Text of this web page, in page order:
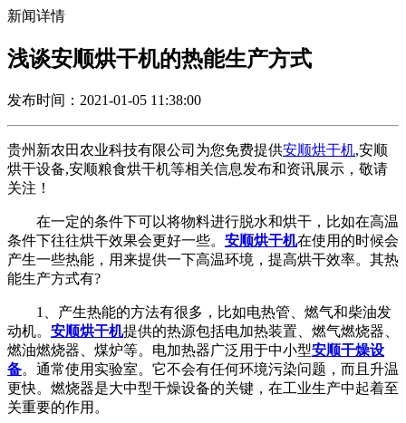
新闻详情
浅谈安顺烘干机的热能生产方式
发布时间：2021-01-05 11:38:00
贵州新农田农业科技有限公司为您免费提供安顺烘干机,安顺
烘干设备,安顺粮食烘干机等相关信息发布和资讯展示，敬请
关注！
在一定的条件下可以将物料进行脱水和烘干，比如在高温
条件下往往烘干效果会更好一些。 安顺烘干机在使用的时候会
产生一些热能，用来提供一下高温环境，提高烘干效率。其热
能生产方式有?
1、产生热能的方法有很多，比如电热管、燃气和柴油发
动机。 安顺烘干机提供的热源包括电加热装置、燃气燃烧器、
燃油燃烧器、煤炉等。电加热器广泛用于中小型安顺干燥设
备。通常使用实验室。它不会有任何环境污染问题，而且升温
更快。燃烧器是大中型干燥设备的关键，在工业生产中起着至
关重要的作用。